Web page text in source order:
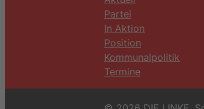
Partei
In Aktion
Position
Kommunalpolitik
Termine